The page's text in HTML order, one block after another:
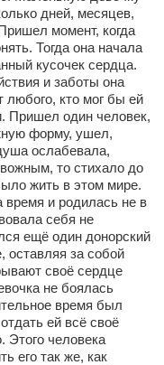
дней, месяцев,
момент, когда
Тогда она начала
кусочек сердца.
и заботы она
любого, кто мог бы ей
Пришел один человек,
форму, ушел,
ослабевала,
то стихало до
жить в этом мире.
время и родилась не в
себя не
ещё один донорский
за собой
своё сердце
не боялась
время был
ей всё своё
Этого человека
его так же, как